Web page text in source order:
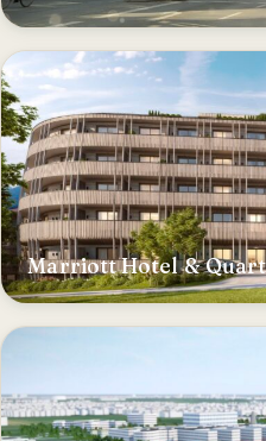
Marriott Hotel &